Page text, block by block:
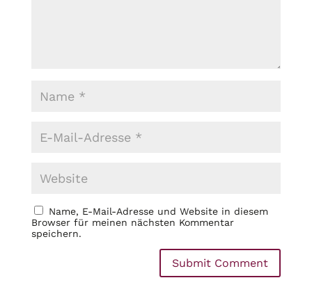
Name, E-Mail-Adresse und Website in diesem
Browser für meinen nächsten Kommentar
speichern.